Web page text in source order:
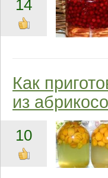
14
Как
из
10